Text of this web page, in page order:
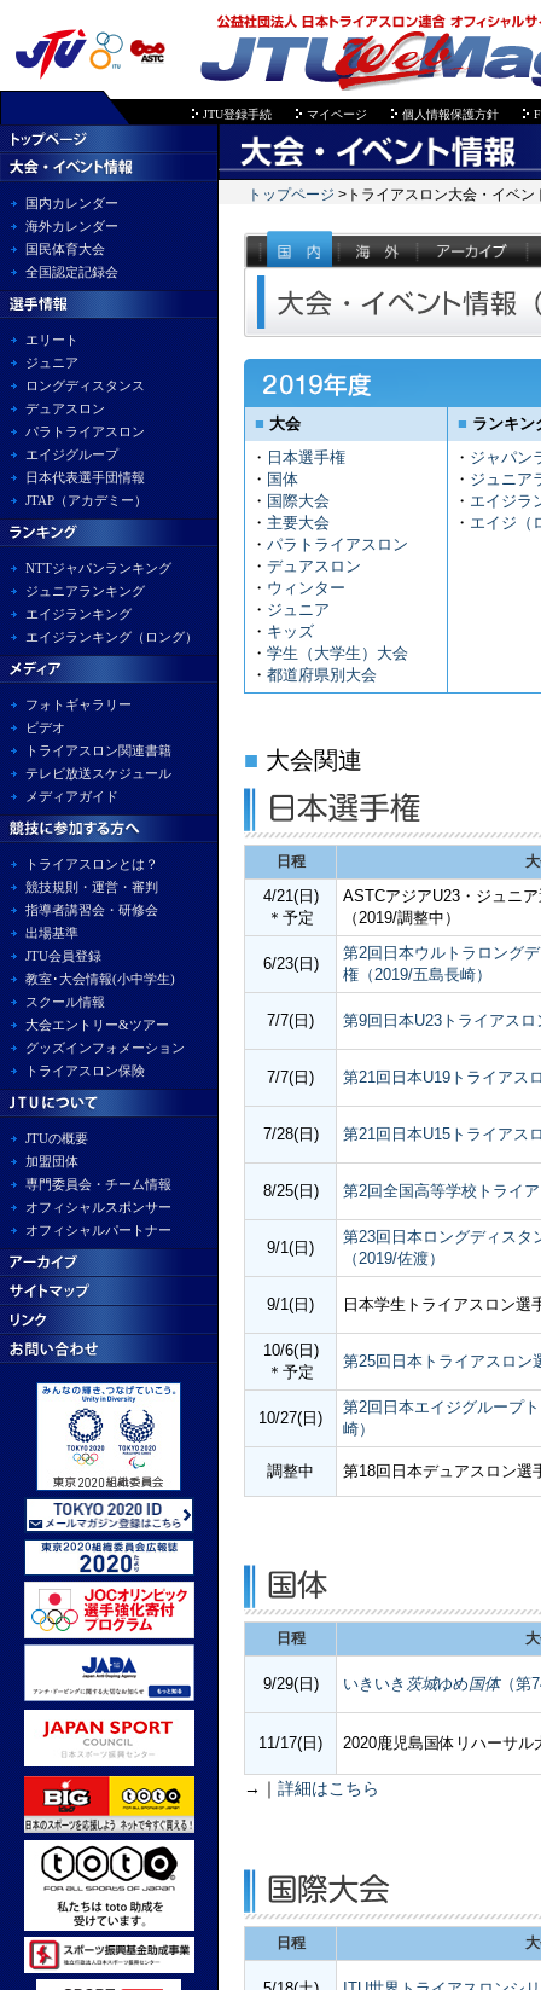
JTU登録手続 マイページ 個人情報保護方針
国内カレンダー
海外カレンダー
国民体育大会
全国認定記録会
エリート
ジュニア
ロングディスタンス
デュアスロン
パラトライアスロン
エイジグループ
日本代表選手団情報
JTAP（アカデミー）
NTTジャパンランキング
ジュニアランキング
エイジランキング
エイジランキング（ロング）
フォトギャラリー
ビデオ
トライアスロン関連書籍
テレビ放送スケジュール
メディアガイド
トライアスロンとは？
競技規則・運営・審判
指導者講習会・研修会
出場基準
JTU会員登録
教室･大会情報(小中学生)
スクール情報
大会エントリー&ツアー
グッズインフォメーション
トライアスロン保険
JTUの概要
加盟団体
専門委員会・チーム情報
オフィシャルスポンサー
オフィシャルパートナー
トップページ >トライアスロン大会・イベン
■ 大会 ■ ランキン
・ 日本選手権
・ 国体
・ 国際大会
・ 主要大会
・ パラトライアスロン
・ デュアスロン
・ ウィンター
・ ジュニア
・ キッズ
・ 学生（大学生）大会
・ 都道府県別大会
・ ジャパン
・ ジュニア
・ エイジラ
・ エイジ（
■ 大会関連
日程
4/21(日)
＊予定
ASTCアジアU23・ジュニ
（2019/調整中 ）
6/23(日)
第2回日本ウルトラロング
権（2019/五島長崎）
7/7(日) 第9回日本U23トライアス
7/7(日) 第21回日本U19トライアス
7/28(日) 第21回日本U15トライアス
8/25(日) 第2回全国高等学校トライ
9/1(日)
第23回日本ロングディスタ
（2019/佐渡）
9/1(日) 日本学生トライアスロン選
10/6(日)
＊予定
第25回日本トライアスロン
10/27(日)
第2回日本エイジグループ
崎）
調整中 第18回日本デュアスロン選
日程
9/29(日) いきいき 茨城ゆめ国体（第
11/17(日) 2020鹿児島国体リハーサル
→｜ 詳細はこちら
日程